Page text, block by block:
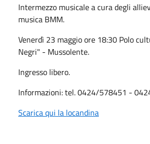
Intermezzo musicale a cura degli
musica BMM.
Venerdì 23 maggio ore 18:30 Polo
Negri" - Mussolente.
Ingresso libero.
Informazioni: tel. 0424/578451 -
Scarica qui la locandina